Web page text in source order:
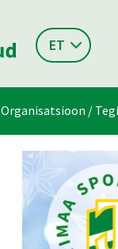
ET
Organisatsioon /